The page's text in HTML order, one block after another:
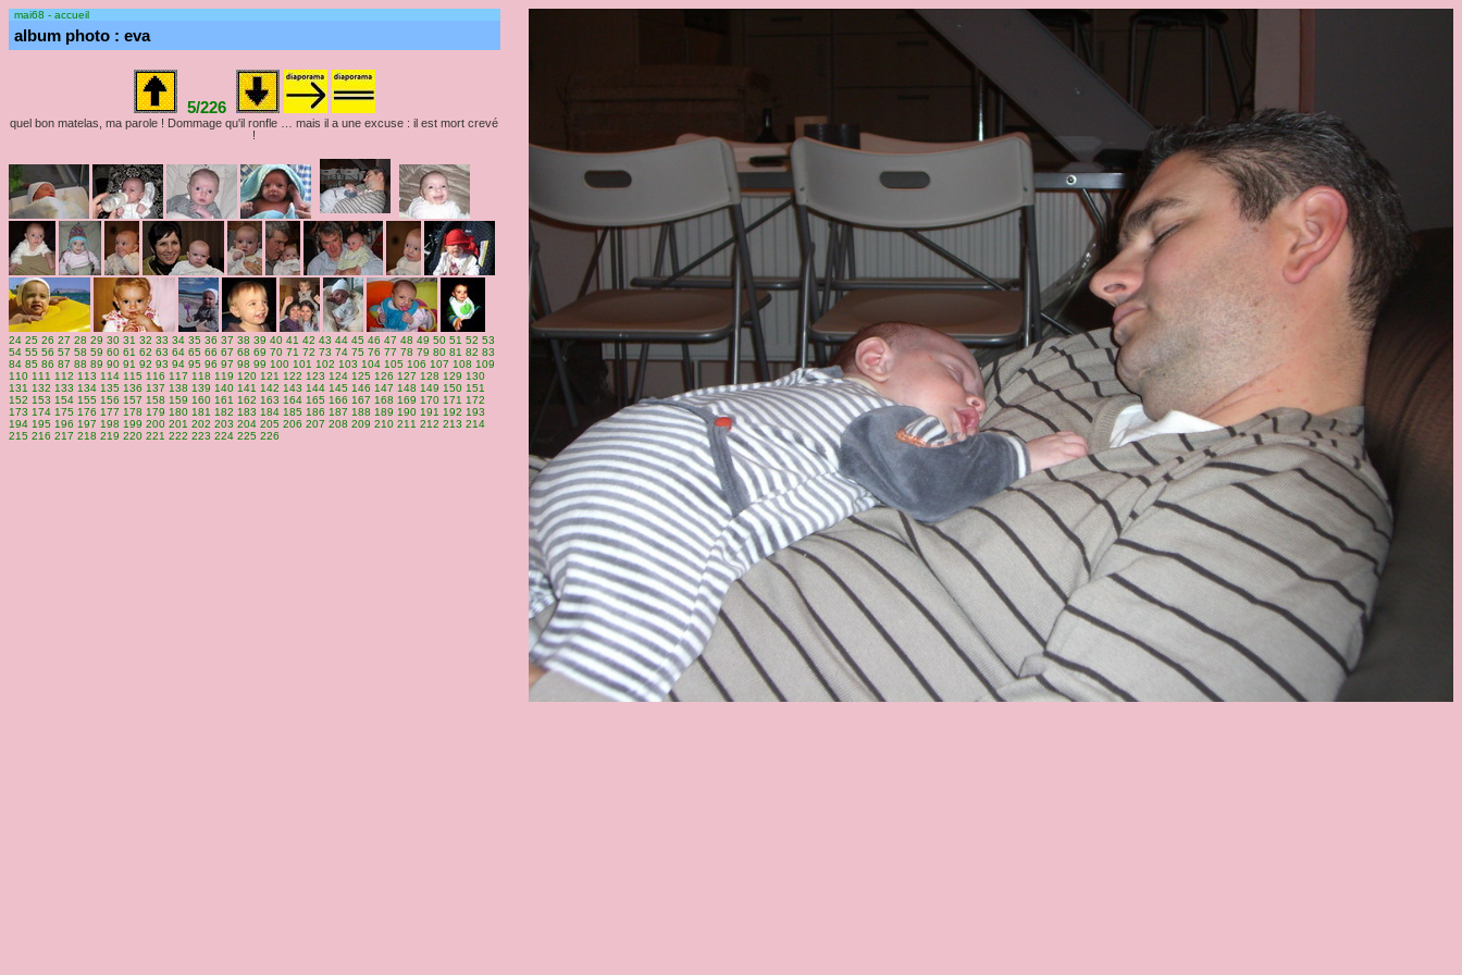
mai68 - accueil
album photo : eva
5/226
quel bon matelas, ma parole ! Dommage qu'il ronfle … mais il a une excuse : il est mort crevé
!
24 25 26 27 28 29 30 31 32 33 34 35 36 37 38 39 40 41 42 43 44 45 46 47 48 49 50 51 52 53
54 55 56 57 58 59 60 61 62 63 64 65 66 67 68 69 70 71 72 73 74 75 76 77 78 79 80 81 82 83
84 85 86 87 88 89 90 91 92 93 94 95 96 97 98 99 100 101 102 103 104 105 106 107 108 109
110 111 112 113 114 115 116 117 118 119 120 121 122 123 124 125 126 127 128 129 130
131 132 133 134 135 136 137 138 139 140 141 142 143 144 145 146 147 148 149 150 151
152 153 154 155 156 157 158 159 160 161 162 163 164 165 166 167 168 169 170 171 172
173 174 175 176 177 178 179 180 181 182 183 184 185 186 187 188 189 190 191 192 193
194 195 196 197 198 199 200 201 202 203 204 205 206 207 208 209 210 211 212 213 214
215 216 217 218 219 220 221 222 223 224 225 226